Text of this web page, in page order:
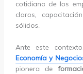
cotidiano de los
claros,
sólidos.
Ante este
Economía y
pionera de